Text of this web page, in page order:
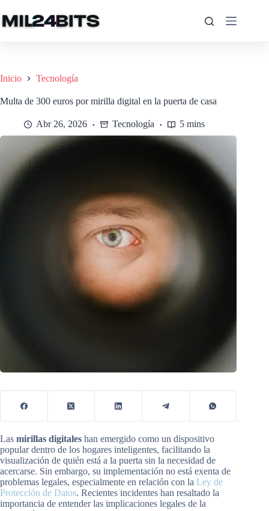
al
contenido
Inicio Tecnología
Multa de 300 euros por mirilla digital en la puerta de casa
Abr 26, 2026 Tecnología 5 mins
Las mirillas digitales han emergido como un dispositivo
popular dentro de los hogares inteligentes, facilitando la
visualización de quién está a la puerta sin la necesidad de
acercarse. Sin embargo, su implementación no está exenta de
problemas legales, especialmente en relación con la Ley de
Protección de Datos. Recientes incidentes han resaltado la
importancia de entender las implicaciones legales de la